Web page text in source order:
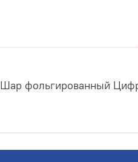
Шар фольгированный